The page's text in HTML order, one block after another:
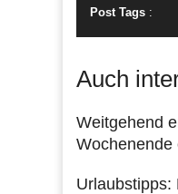
Post Tags :
Auch
Weitgehend
Wochenende
Urlaubstipps: